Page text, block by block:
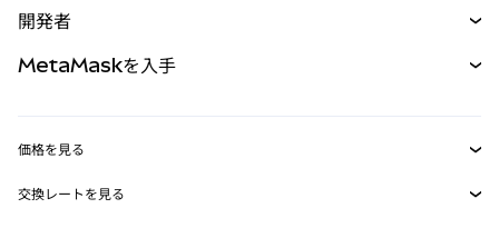
パーペチュアル
RWA
開発者
MetaMask Connect
MetaMaskを入手
価格を見る
イーサリアムの価格
交換レートを見る